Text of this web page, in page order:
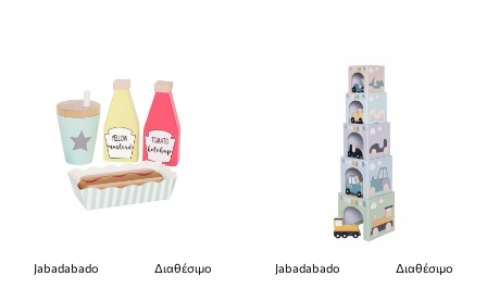
Jabadabado Διαθέσιμο -21%
Jabadabado Διαθέσιμο